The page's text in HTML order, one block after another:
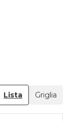
Lista Griglia